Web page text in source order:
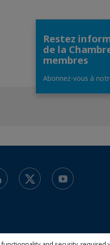
Restez
de la
membres
Abonnez-vous à